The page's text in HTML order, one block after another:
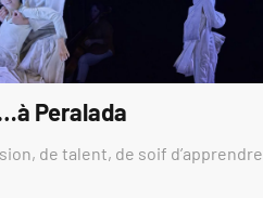
Peralada
de talent, de soif d’apprendre